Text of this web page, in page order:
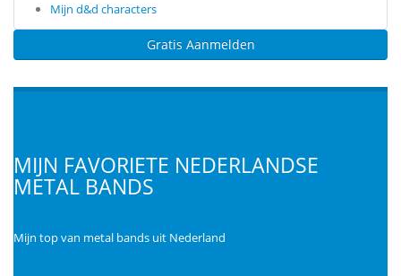
Mijn d&d characters
Gratis Aanmelden
MIJN FAVORIETE NEDERLANDSE
METAL BANDS
Mijn top van metal bands uit Nederland